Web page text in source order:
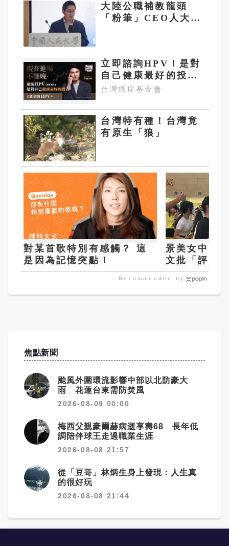
大陸公職補教龍頭
「粉筆」CEO人大演
立即諮詢HPV！是對
自己健康最好的投
資，把握現在不嫌
台灣癌症基金會
台灣特有種！台灣竟
有原生「狼」
對某首歌特別有感觸？ 這
是因為記憶突點！
景美女中志
文批「評比
友、家長接
Recommended by
焦點新聞
颱風外圍環流影響中部以北防豪大
雨 花蓮台東需防焚風
2026-08-09 00:00
梅西父親豪爾赫病逝享壽68 長年低
調陪伴球王走過職業生涯
2026-08-08 21:57
從「豆哥」林炳生身上發現：人生真
的很好玩
2026-08-08 21:44